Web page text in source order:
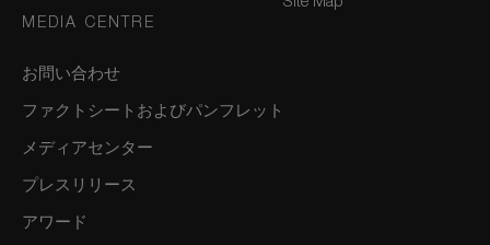
MEDIA CENTRE
お問い合わせ
ファクトシートおよびパンフレット
メディアセンター
プレスリリース
アワード